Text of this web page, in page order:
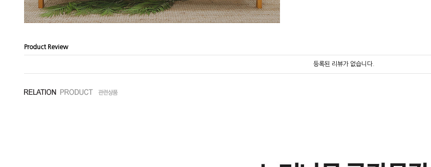
Product Review
등록된 리뷰가 없습니다.